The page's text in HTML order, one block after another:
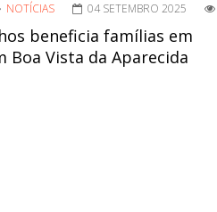
NOTÍCIAS 04 SETEMBRO 2025
beneficia famílias em
Boa Vista da Aparecida